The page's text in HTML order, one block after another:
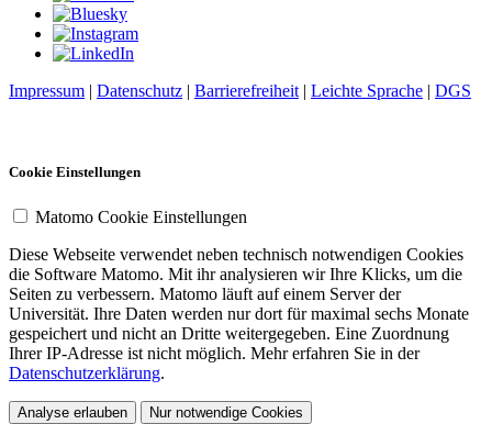
Impressum Datenschutz Barrierefreiheit| Leichte Sprache DGS
Cookie Einstellungen
Matomo Cookie Einstellungen
Diese Webseite verwendet neben technisch notwendigen Cookies
die Software Matomo. Mit ihr analysieren wir Ihre Klicks, um die
Seiten zu verbessern. Matomo läuft auf einem Server der
Universität. Ihre Daten werden nur dort für maximal sechs Monate
gespeichert und nicht an Dritte weitergegeben. Eine Zuordnung
Ihrer IP-Adresse ist nicht möglich. Mehr erfahren Sie in der
Datenschutzerklärung.
Analyse erlauben Nur notwendige Cookies